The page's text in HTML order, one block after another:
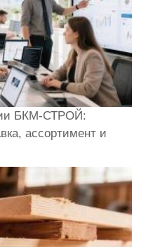
БКМ-СТРОЙ:
ассортимент и